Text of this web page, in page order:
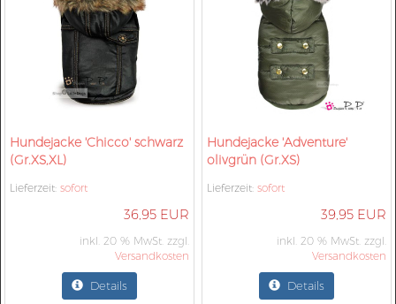
Hundejacke 'Chicco' schwarz
(Gr.XS,XL)
Lieferzeit: sofort
36,95 EUR
inkl. 20 % MwSt. zzgl.
Versandkosten
Details
Hundejacke 'Adventure'
olivgrün (Gr.XS)
Lieferzeit: sofort
39,95 EUR
inkl. 20 % MwSt. zzgl.
Versandkosten
Details